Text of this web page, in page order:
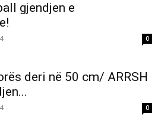
gjendjen e
0
deri në 50 cm/ ARRSH
0